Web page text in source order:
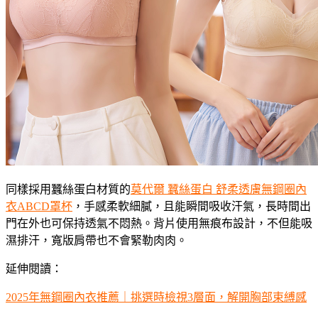
同樣採用蠶絲蛋白材質的莫代爾 蠶絲蛋白 舒柔透膚無鋼圈內
衣ABCD罩杯 ，手感柔軟細膩，且能瞬間吸收汗氣，長時間出
門在外也可保持透氣不悶熱。背片使用無痕布設計，不但能吸
濕排汗，寬版肩帶也不會緊勒肉肉。
延伸閱讀：
2025年無鋼圈內衣推薦｜挑選時檢視3層面，解開胸部束縛感